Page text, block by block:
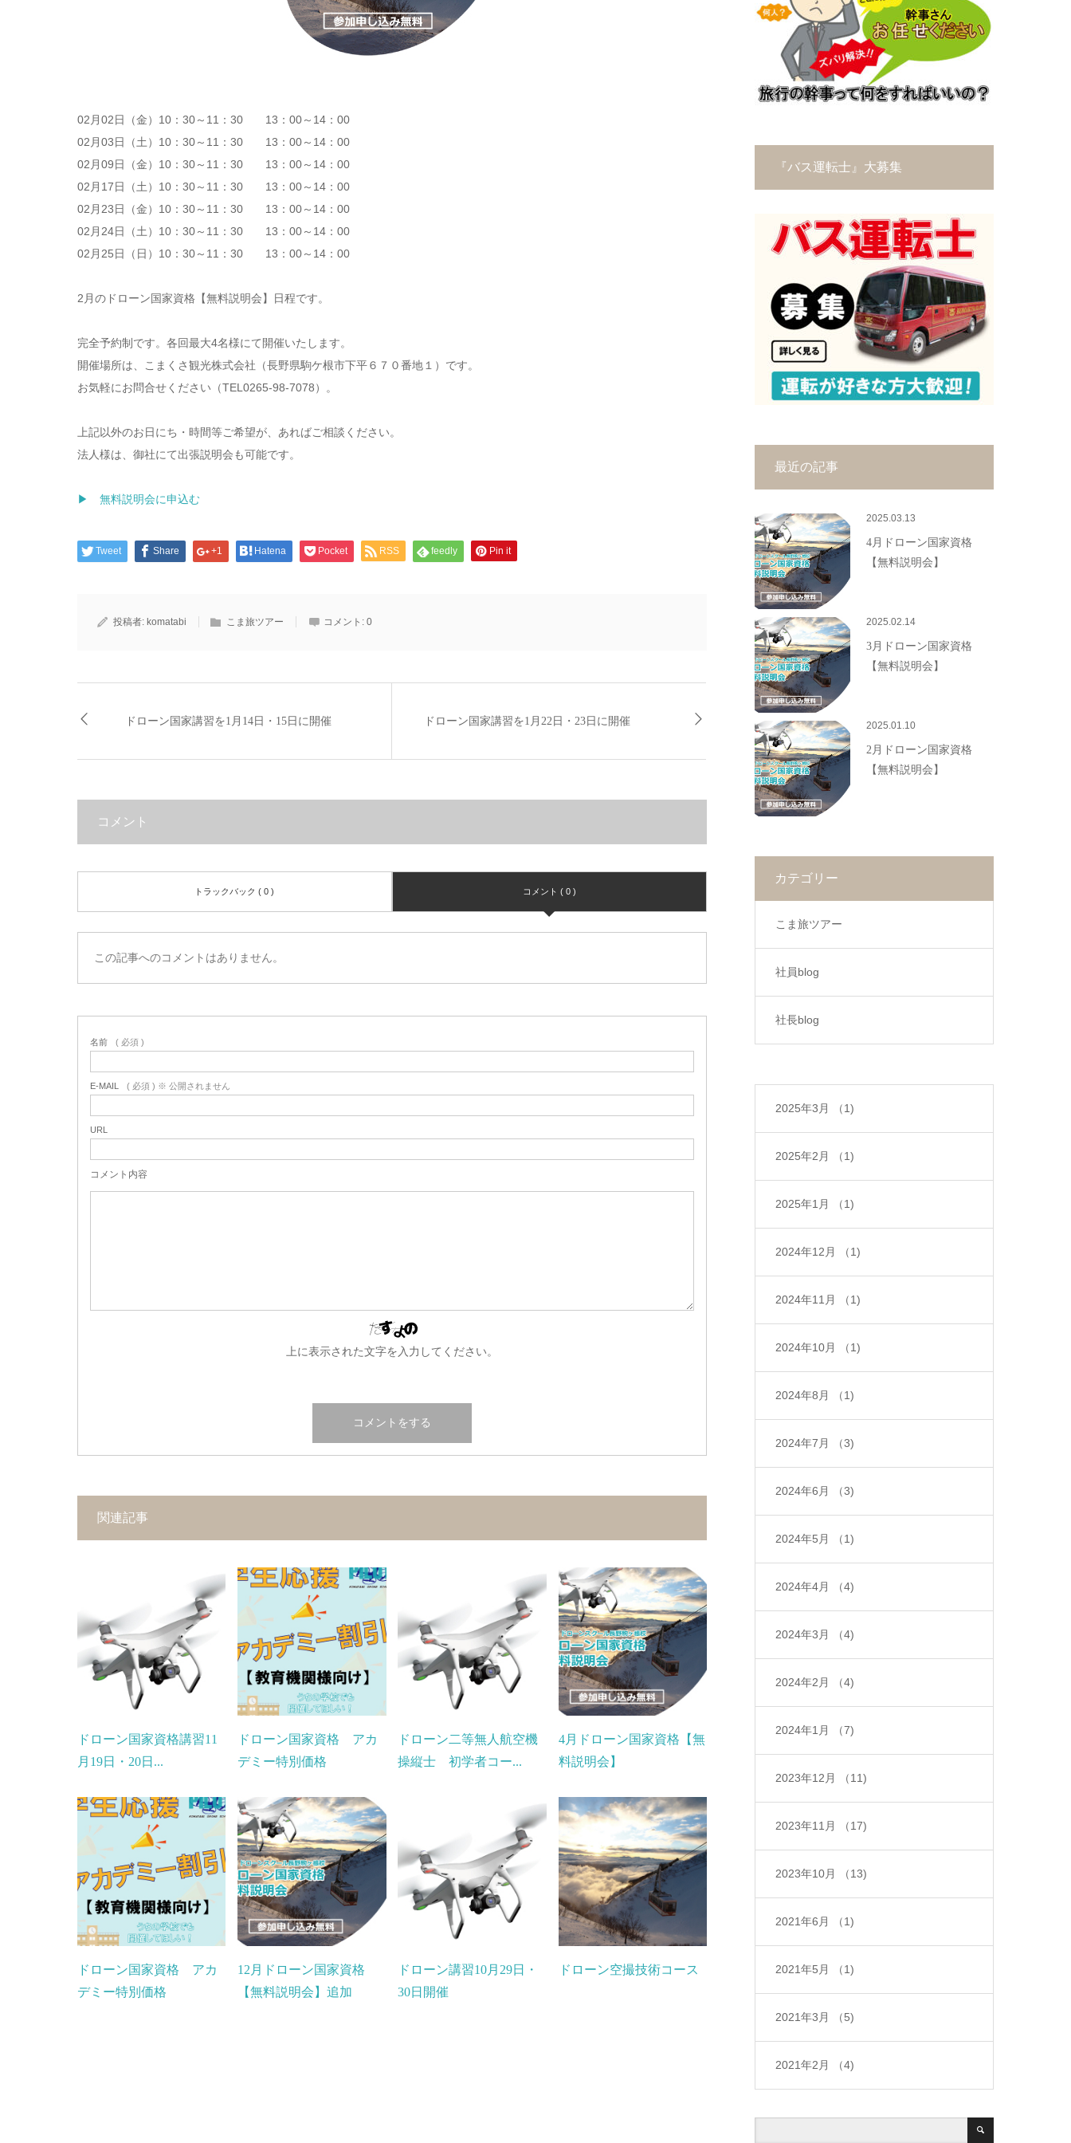
02月02日（金）10：30～11：30 13：00～14：00
02月03日（土）10：30～11：30 13：00～14：00
02月09日（金）10：30～11：30 13：00～14：00
02月17日（土）10：30～11：30 13：00～14：00
02月23日（金）10：30～11：30 13：00～14：00
02月24日（土）10：30～11：30 13：00～14：00
02月25日（日）10：30～11：30 13：00～14：00
2月のドローン国家資格【無料説明会】日程です。
完全予約制です。各回最大4名様にて開催いたします。
開催場所は、こまくさ観光株式会社（長野県駒ケ根市下平６７０番地１）です。
お気軽にお問合せください（TEL0265-98-7078）。
上記以外のお日にち・時間等ご希望が、あればご相談ください。
法人様は、御社にて出張説明会も可能です。
▶ 無料説明会に申込む
Tweet Share +1 Hatena Pocket RSS feedly Pin it
投稿者: komatabi こま旅ツアー コメント: 0
ドローン国家講習を1月14日・15日に開催 ドローン国家講習を1月22日・23日に開催
コメント
トラックバック ( 0 ) コメント ( 0 )
この記事へのコメントはありません。
名前 ( 必須 )
E-MAIL ( 必須 ) ※ 公開されません
URL
コメント内容
上に表示された文字を入力してください。
関連記事
ドローン国家資格講習11
月19日・20日...
ドローン国家資格 アカ
デミー特別価格
ドローン二等無人航空機
操縦士 初学者コー...
4月ドローン国家資格【無
料説明会】
ドローン国家資格 アカ
デミー特別価格
12月ドローン国家資格
【無料説明会】追加
ドローン講習10月29日・
30日開催
ドローン空撮技術コース
『バス運転士』大募集
最近の記事
2025.03.13
4月ドローン国家資格
【無料説明会】
2025.02.14
3月ドローン国家資格
【無料説明会】
2025.01.10
2月ドローン国家資格
【無料説明会】
カテゴリー
こま旅ツアー
社員blog
社長blog
2025年3月 （1)
2025年2月 （1)
2025年1月 （1)
2024年12月 （1)
2024年11月 （1)
2024年10月 （1)
2024年8月 （1)
2024年7月 （3)
2024年6月 （3)
2024年5月 （1)
2024年4月 （4)
2024年3月 （4)
2024年2月 （4)
2024年1月 （7)
2023年12月 （11)
2023年11月 （17)
2023年10月 （13)
2021年6月 （1)
2021年5月 （1)
2021年3月 （5)
2021年2月 （4)